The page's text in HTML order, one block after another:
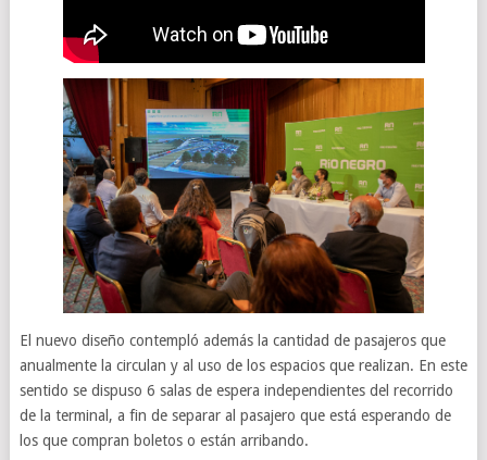
El nuevo diseño contempló además la cantidad de pasajeros que
anualmente la circulan y al uso de los espacios que realizan. En este
sentido se dispuso 6 salas de espera independientes del recorrido
de la terminal, a fin de separar al pasajero que está esperando de
los que compran boletos o están arribando.